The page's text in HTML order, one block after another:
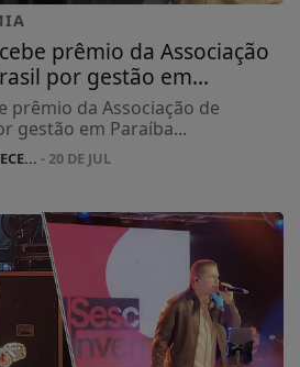
prêmio da Associação
por gestão em...
prêmio da Associação de
gestão em Paraíba...
- 20 DE JUL